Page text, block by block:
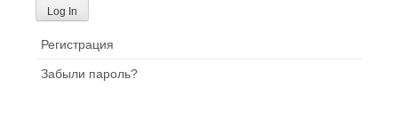
Регистрация
Забыли пароль?